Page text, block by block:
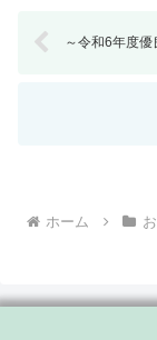
～令和6年度
ホーム